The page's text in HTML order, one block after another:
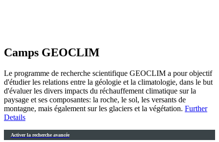
Camps GEOCLIM
Le programme de recherche scientifique GEOCLIM a pour objectif
d'étudier les relations entre la géologie et la climatologie, dans le but
d'évaluer les divers impacts du réchauffement climatique sur la
paysage et ses composantes: la roche, le sol, les versants de
montagne, mais également sur les glaciers et la végétation. Further
Details
Activer la recherche avancée